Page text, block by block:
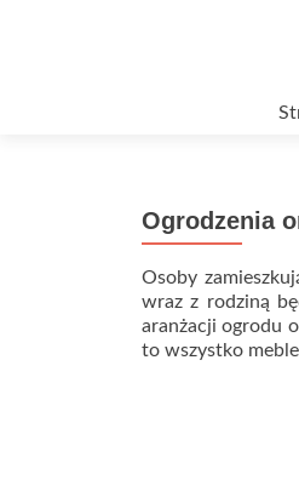
Ogrodzenia
Osoby
wraz z rodziną
aranżacji ogrodu
to wszystko